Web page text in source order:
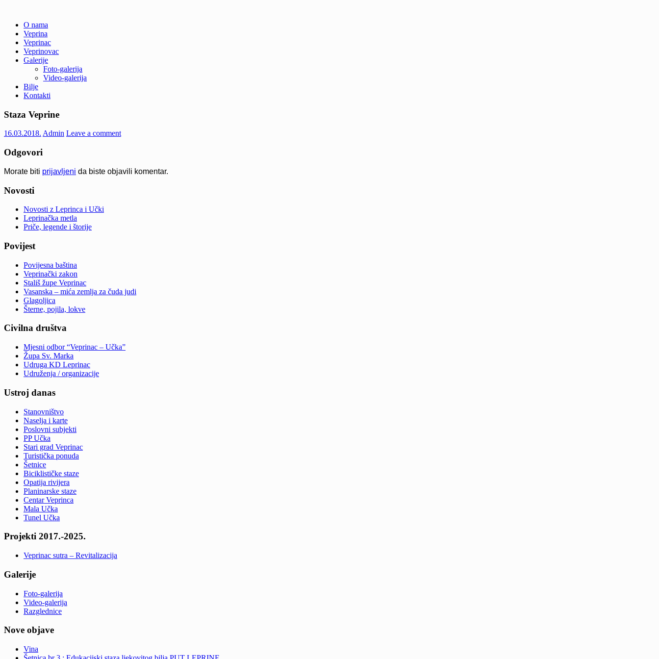
content
Veprina
Veprina(c)
O nama
Veprina
Veprinac
Veprinovac
Galerije
Foto-galerija
Video-galerija
Bilje
Kontakti
Staza Veprine
16.03.2018. Admin Leave a comment
Odgovori
Morate biti prijavljeni da biste objavili komentar.
Novosti
Novosti z Leprinca i Učki
Leprinačka metla
Priče, legende i štorije
Povijest
Povijesna baština
Veprinački zakon
Stališ župe Veprinac
Vasanska – mića zemlja za čuda judi
Glagoljica
Šterne, pojila, lokve
Civilna društva
Mjesni odbor “Veprinac – Učka”
Župa Sv. Marka
Udruga KD Leprinac
Udruženja / organizacije
Ustroj danas
Stanovništvo
Naselja i karte
Poslovni subjekti
PP Učka
Stari grad Veprinac
Turistička ponuda
Šetnice
Biciklističke staze
Opatija rivijera
Planinarske staze
Centar Veprinca
Mala Učka
Tunel Učka
Projekti 2017.-2025.
Veprinac sutra – Revitalizacija
Galerije
Foto-galerija
Video-galerija
Razglednice
Nove objave
Vina